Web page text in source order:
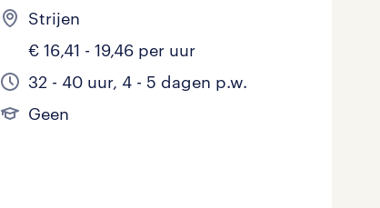
Strijen
€ 16,41 - 19,46 per uur
32 - 40 uur, 4 - 5 dagen p.w.
Geen